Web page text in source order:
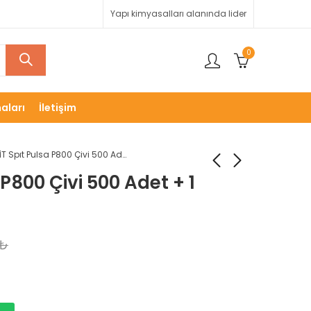
Yapı kimyasalları alanında lider
0
İletişim
SPİT Spıt Pulsa P800 Çivi 500 Adet + 1 Gaz
Çivi 500 Adet + 1